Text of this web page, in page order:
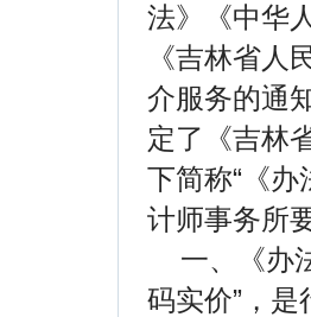
法》《中华
《吉林省人
介服务的通
定了《吉林
下简称“《
计师事务所
一、《办
码实价”，